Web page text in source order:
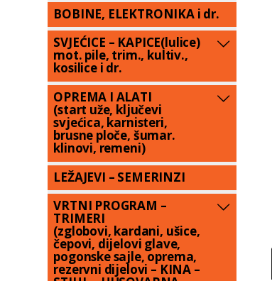
BOBINE, ELEKTRONIKA i dr.
SVJEĆICE – KAPICE(lulice)
mot. pile, trim., kultiv.,
kosilice i dr.
OPREMA I ALATI
(start uže, ključevi
svjećica, karnisteri,
brusne ploče, šumar.
klinovi, remeni)
LEŽAJEVI – SEMERINZI
VRTNI PROGRAM –
TRIMERI
(zglobovi, kardani, ušice,
čepovi, dijelovi glave,
pogonske sajle, oprema,
rezervni dijelovi – KINA –